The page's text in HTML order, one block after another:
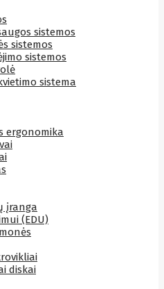
sistemos
sistemos
sistemos
sistema
ergonomika
įranga
(EDU)
diskai